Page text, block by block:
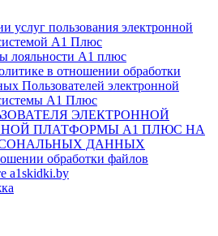
услуг пользования электронной
А1 Плюс
лояльности А1 плюс
в отношении обработки
Пользователей электронной
А1 Плюс
ЭЛЕКТРОННОЙ
ПЛАТФОРМЫ А1 ПЛЮС НА
ДАННЫХ
обработки файлов
a1skidki.by